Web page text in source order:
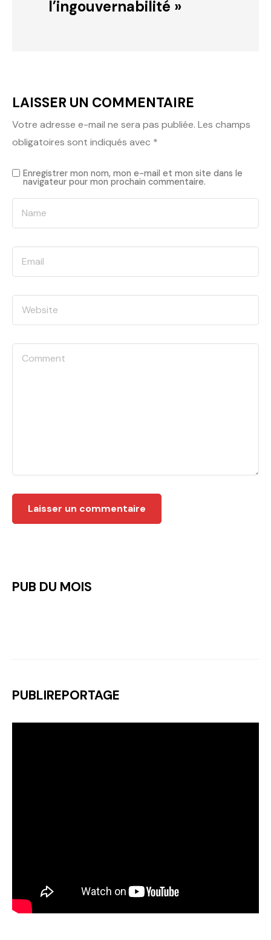
l’ingouvernabilité »
LAISSER UN COMMENTAIRE
Votre adresse e-mail ne sera pas publiée. Les champs
obligatoires sont indiqués avec *
Enregistrer mon nom, mon e-mail et mon site dans le
navigateur pour mon prochain commentaire.
PUB DU MOIS
PUBLIREPORTAGE